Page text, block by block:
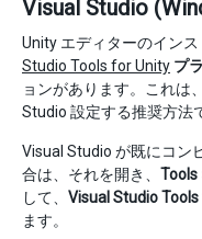
Visual Studio
Unity エディターのイン
Studio Tools for Unity プ
ョンがあります。これは
Studio 設定する推奨方法
Visual Studio が既にコン
合は、それを開き、 Tools
して、 Visual Studio
ます。